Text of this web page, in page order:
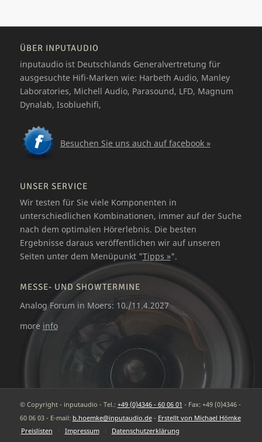
ÜBER INPUTAUDIO
inputaudio ist Deutschlands Generalvertretung für
ausgesuchte Hifi-Marken wie: Harbeth Audio, Manley
Laboratories, Michell Audio, Parasound, LFD, Magnum
Dynalab, Isobluehifi,
Besuchen Sie uns auch auf facebook »
UNSER SERVICE
Wir testen für Sie viele Komponenten in
unterschiedlichen Kombinationen, immer auf der Suche
nach dem optimalen Hörerlebnis. Die besten
Ergebnisse daraus veröffentlichen wir auf unseren
Seiten unter dem Menüpunkt "Tipps »".
MESSE- UND SHOWTERMINE
Analog Forum in Moers: 10./11.4.2027
more info
© Copyright - inputaudio - Tel.: +49 (0)4346 - 60 06 01 - Fax: +49 (0)4346 -
60 06 03 - E-mail: b.hoemke@inputaudio.de- Erstellt von Michael Hömke
Preislisten
Impressum Datenschutzerklärung